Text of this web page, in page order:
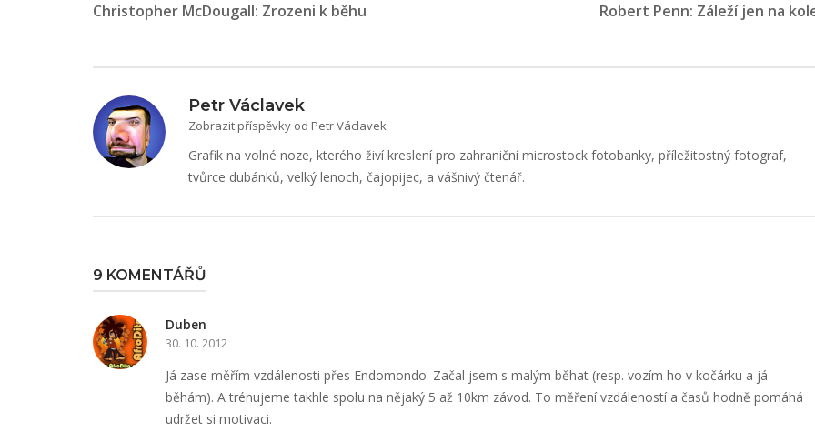
pro
příspěvek
Christopher McDougall: Zrozeni k běhu Robert Penn: Záleží jen na
Petr Václavek
Zobrazit příspěvky od Petr Václavek
Grafik na volné noze, kterého živí kreslení pro zahraniční microstock fotobanky, příležitostný fotograf,
tvůrce dubánků, velký lenoch, čajopijec, a vášnivý čtenář.
9 KOMENTÁŘŮ
Duben
30. 10. 2012
Já zase měřím vzdálenosti přes Endomondo. Začal jsem s malým běhat (resp. vozím ho v kočárku a já
běhám). A trénujeme takhle spolu na nějaký 5 až 10km závod. To měření vzdáleností a časů hodně pomáhá
udržet si motivaci.